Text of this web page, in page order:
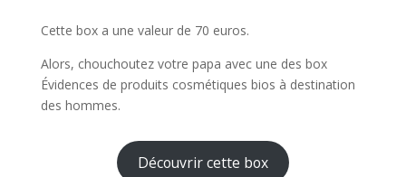
Cette box a une valeur de 70 euros.
Alors, chouchoutez votre papa avec une des box
Évidences de produits cosmétiques bios à destination
des hommes.
Découvrir cette box